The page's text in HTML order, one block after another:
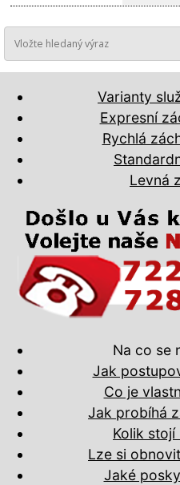
Varianty
Expresní
Rychlá
Levná
Na co se
Jak
Co je
Jak probíhá
Kolik stojí
Lze si
Jaké